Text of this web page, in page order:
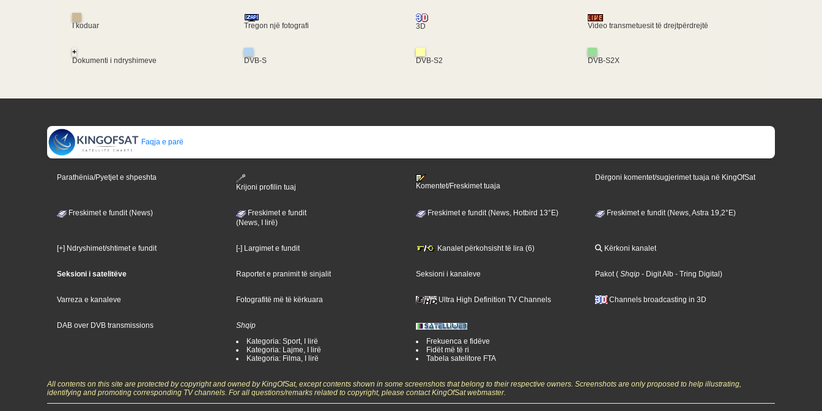
I koduar Tregon një fotografi 3D Video transmetuesit të drejtpërdrejtë
+
Dokumenti i ndryshimeve
DVB-S DVB-S2 DVB-S2X
Faqja e parë
Parathënia/Pyetjet e shpeshta
Krijoni profilin tuaj
Komentet/Freskimet tuaja
Dërgoni komentet/sugjerimet tuaja në KingOfSat
Freskimet e fundit (News)
Freskimet e fundit
(News, I lirë)
Freskimet e fundit (News, Hotbird 13°E) Freskimet e fundit (News, Astra 19,2°E)
[+] Ndryshimet/shtimet e fundit [-] Largimet e fundit Kanalet përkohsisht të lira (6) Kërkoni kanalet
Seksioni i satelitëve Raportet e pranimit të sinjalit Seksioni i kanaleve Pakot ( Shqip - Digit Alb - Tring Digital)
Varreza e kanaleve Fotografitë më të kërkuara Ultra High Definition TV Channels Channels broadcasting in 3D
DAB over DVB transmissions
Shqip
Kategoria: Sport, I lirë
Kategoria: Lajme, I lirë
Kategoria: Filma, I lirë
Frekuenca e fidëve
Fidët më të ri
Tabela satelitore FTA
All contents on this site are protected by copyright and owned by KingOfSat, except contents shown in some screenshots that belong to their respective owners. Screenshots are only proposed to help illustrating,
identifying and promoting corresponding TV channels. For all questions/remarks related to copyright, please contact KingOfSat webmaster.